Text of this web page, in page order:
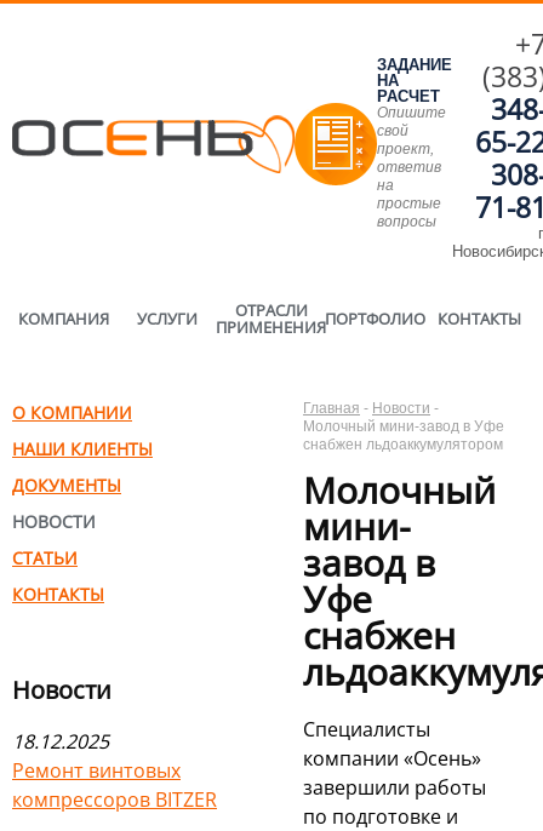
ЗАДАНИЕ
НА
РАСЧЕТ
Опишите
свой
проект,
ответив
на
простые
вопросы
65-
71-
КОМПАНИЯ УСЛУГИ ОТРАСЛИ
ПРИМЕНЕНИЯПОРТФОЛИО КОНТАКТЫ
О КОМПАНИИ
НАШИ КЛИЕНТЫ
ДОКУМЕНТЫ
НОВОСТИ
СТАТЬИ
КОНТАКТЫ
Новости
18.12.2025
Ремонт винтовых
компрессоров BITZER
Главная - Новости -
Молочный мини-завод в Уфе
снабжен льдоаккумулятором
Молочный
мини-
завод в
Уфе
снабжен
Специалисты
компании «Осень»
завершили работы
по подготовке и